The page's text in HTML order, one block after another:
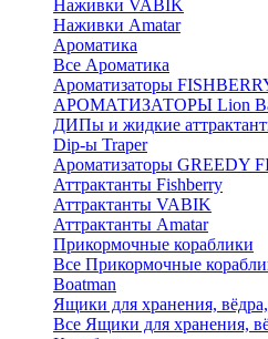
Наживки VABIK
Наживки Amatar
Ароматика
Все Ароматика
Ароматизаторы
АРОМАТИЗАТОРЫ Lion
ДИПы и жидкие
Dip-ы Traper
Ароматизаторы GREEDY
Аттрактанты Fishberry
Аттрактанты VABIK
Аттрактанты Amatar
Прикормочные кораблики
Все Прикормочные
Boatman
Ящики для хранения, вёдра,
Все Ящики для хранения,